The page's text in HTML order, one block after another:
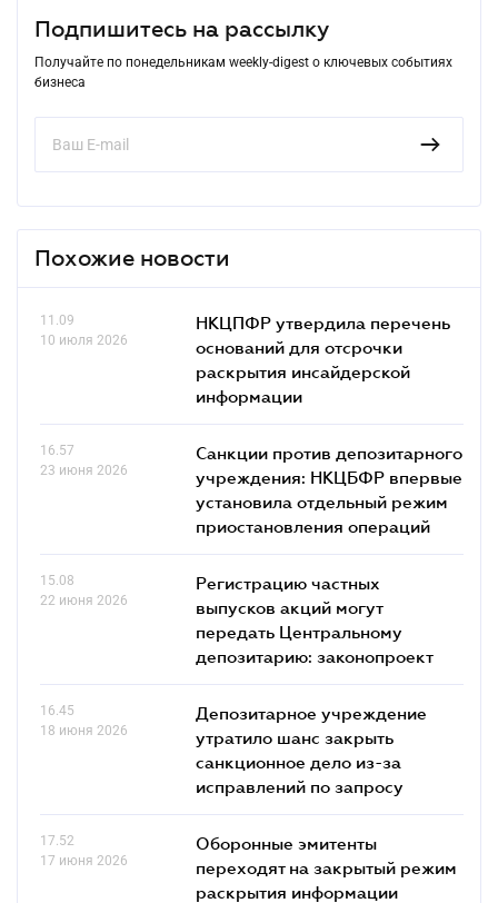
Подпишитесь на рассылку
Получайте по понедельникам weekly-digest о ключевых событиях
бизнеса
Похожие новости
11.09
10 июля 2026
НКЦПФР утвердила перечень
оснований для отсрочки
раскрытия инсайдерской
информации
16.57
23 июня 2026
Санкции против депозитарного
учреждения: НКЦБФР впервые
установила отдельный режим
приостановления операций
15.08
22 июня 2026
Регистрацию частных
выпусков акций могут
передать Центральному
депозитарию: законопроект
16.45
18 июня 2026
Депозитарное учреждение
утратило шанс закрыть
санкционное дело из-за
исправлений по запросу
17.52
17 июня 2026
Оборонные эмитенты
переходят на закрытый режим
раскрытия информации